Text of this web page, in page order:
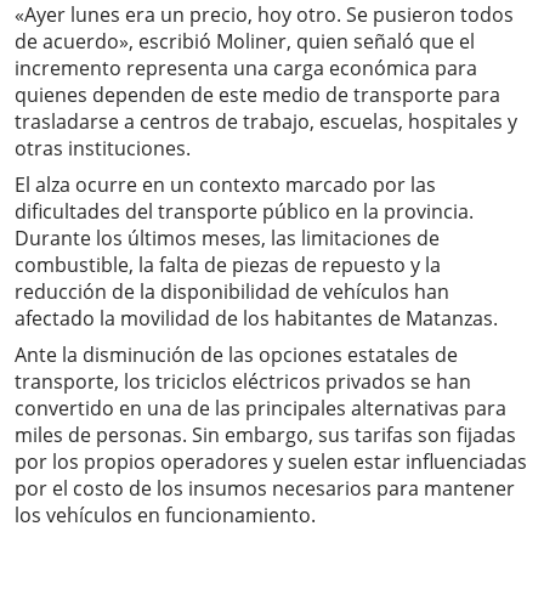
«Ayer lunes era un precio, hoy otro. Se pusieron todos
de acuerdo», escribió Moliner, quien señaló que el
incremento representa una carga económica para
quienes dependen de este medio de transporte para
trasladarse a centros de trabajo, escuelas, hospitales y
otras instituciones.
El alza ocurre en un contexto marcado por las
dificultades del transporte público en la provincia.
Durante los últimos meses, las limitaciones de
combustible, la falta de piezas de repuesto y la
reducción de la disponibilidad de vehículos han
afectado la movilidad de los habitantes de Matanzas.
Ante la disminución de las opciones estatales de
transporte, los triciclos eléctricos privados se han
convertido en una de las principales alternativas para
miles de personas. Sin embargo, sus tarifas son fijadas
por los propios operadores y suelen estar influenciadas
por el costo de los insumos necesarios para mantener
los vehículos en funcionamiento.